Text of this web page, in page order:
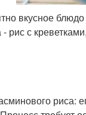
вкусное
рис с
риса: